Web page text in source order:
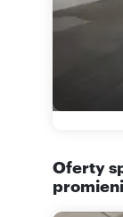
Oferty